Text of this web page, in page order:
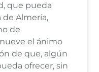
que pueda
de Almería,
de
el ánimo
de que, algún
ofrecer, sin